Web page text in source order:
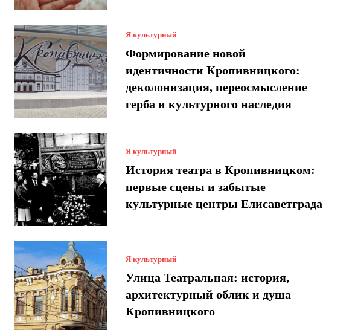
Я культурный
Формирование новой
идентичности Кропивницкого:
деколонизация, переосмысление
герба и культурного наследия
Я культурный
История театра в Кропивницком:
первые сцены и забытые
культурные центры Елисаветграда
Я культурный
Улица Театральная: история,
архитектурный облик и душа
Кропивницкого